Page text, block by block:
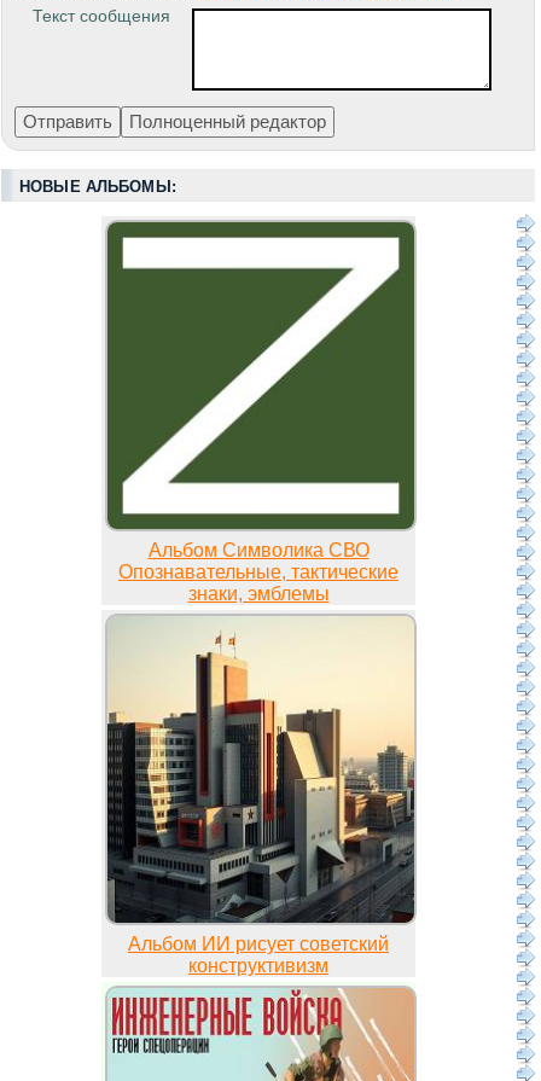
Текст сообщения
НОВЫЕ АЛЬБОМЫ:
Альбом Символика СВО
Опознавательные, тактические
знаки, эмблемы
Альбом ИИ рисует советский
конструктивизм